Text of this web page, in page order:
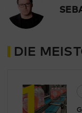
DIE
1